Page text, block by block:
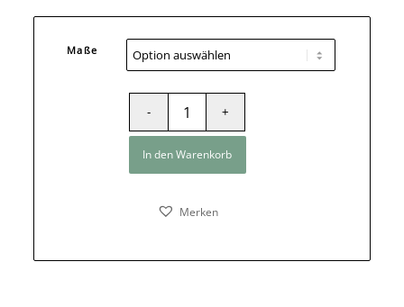
Maße
In den Warenkorb
Merken